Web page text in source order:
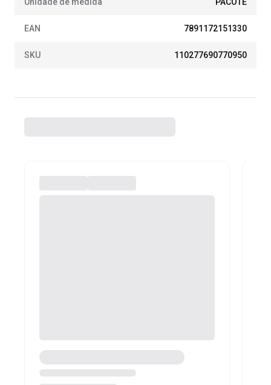
EAN 7891172151330
SKU 110277690770950